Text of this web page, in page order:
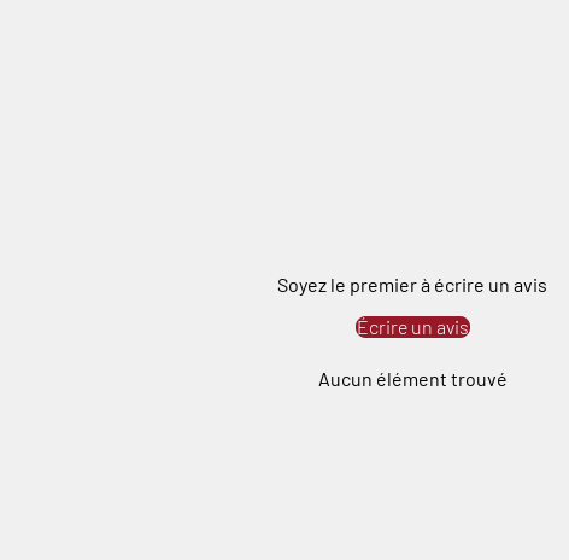
Soyez le premier à écrire un avis
Écrire un avis
Aucun élément trouvé